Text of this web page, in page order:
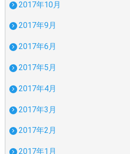
2017年10月
2017年9月
2017年6月
2017年5月
2017年4月
2017年3月
2017年2月
2017年1月